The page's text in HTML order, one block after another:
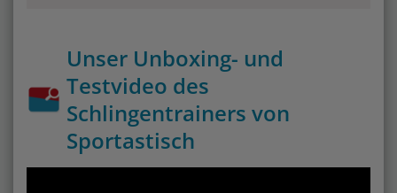
Unser Unboxing- und
Testvideo des
Schlingentrainers von
Sportastisch